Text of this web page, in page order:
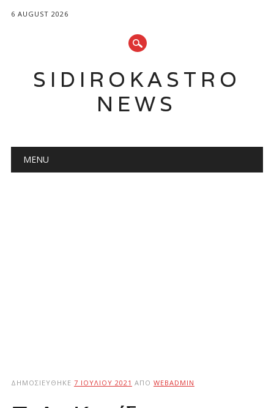
6 AUGUST 2026
SIDIROKASTRO
NEWS
Main menu
MENU
ΔΗΜΟΣΙΕΎΘΗΚΕ 7 ΙΟΥΛΊΟΥ 2021 ΑΠΌ WEBADMIN